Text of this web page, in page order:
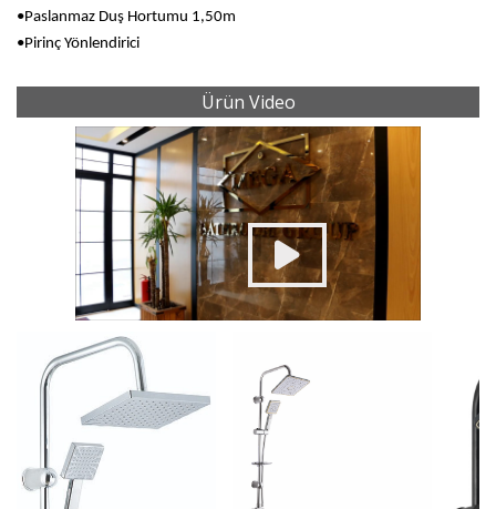
•Paslanmaz Duş Hortumu 1,50m
•Pirinç Yönlendirici
Ürün Video